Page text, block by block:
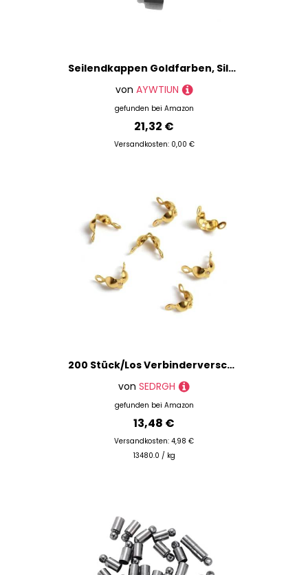
Seilendkappen Goldfarben, Silberfarben, Bronze, Schwarz, Metall, Kupfer, Quetschperlen, Seil, Lederkordel, Endkappen for die Schmuckherstellung(Gun black,8x12MM- 20PCS)
von AYWTIUN
gefunden bei Amazon
21,32 €
Versandkosten: 0,00 €
200 Stück/Los Verbinderverschlüsse passend 4 x 8 mm Kugelkettenende Quetschperlen Kappen Erkenntnisse für Schmuckherstellung Zubehör Zubehör DIY-Gold
von SEDRGH
gefunden bei Amazon
13,48 €
Versandkosten: 4,98 €
13480.0 / kg